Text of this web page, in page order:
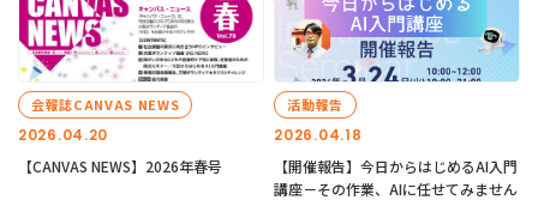
2026.04.20
会報誌CANVAS NEWS
【CANVAS NEWS】2026年春号
2026.04.18
活動報告
【開催報告】今日からはじめるAI入門
講座－その作業、AIに任せてみません